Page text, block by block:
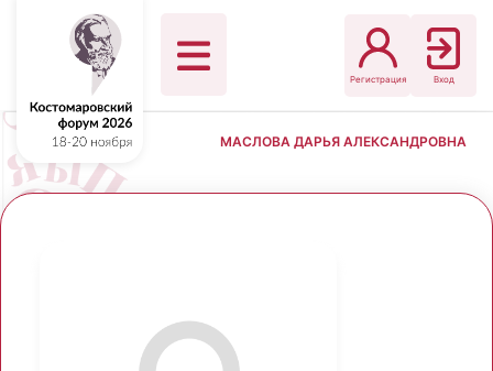
Регистрация Вход
МАСЛОВА ДАРЬЯ АЛЕКСАНДРОВНА